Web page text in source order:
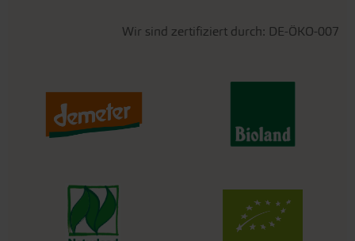
Wir sind zertifiziert durch: DE-ÖKO-007